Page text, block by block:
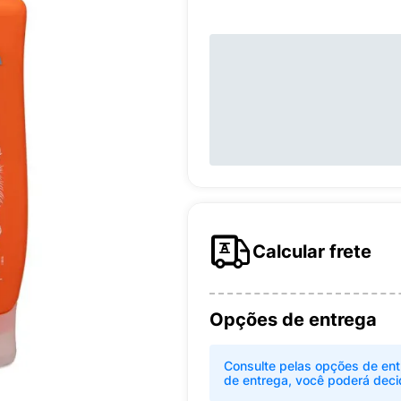
Calcular frete
Opções de entrega
Consulte pelas opções de
de entrega, você poderá